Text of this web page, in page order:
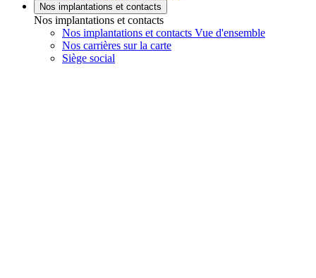
Nos implantations et contacts
Nos implantations et contacts
Nos implantations et contacts Vue d'ensemble
Nos carrières sur la carte
Siège social